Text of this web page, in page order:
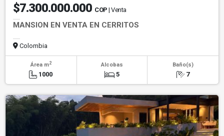
$7.300.000.000 COP | Venta
MANSION EN VENTA EN CERRITOS
Colombia
Área m2
1000
Alcobas
5
Baño(s)
7